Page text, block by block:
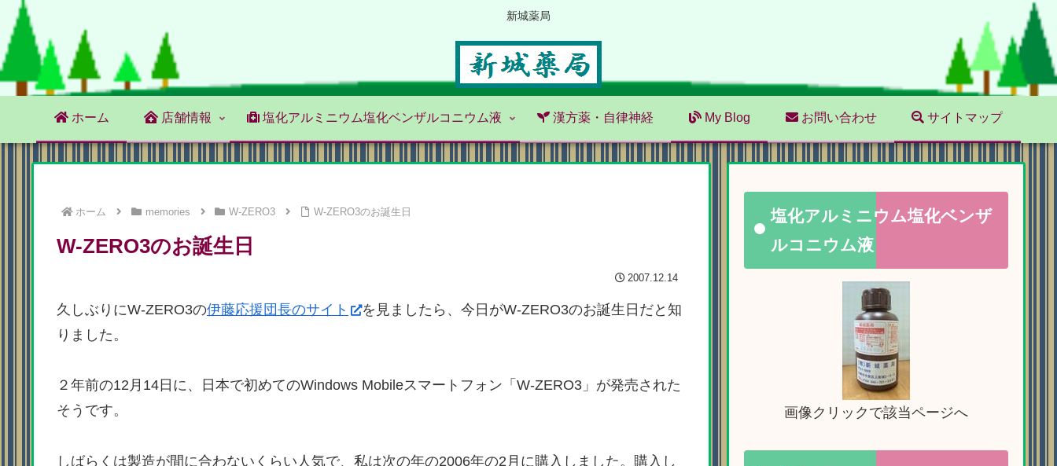
新城薬局
ホーム 店舗情報 塩化アルミニウム塩化ベンザルコニウム液 漢方薬・自律神経 My Blog お問い合わせ サイトマップ
ホーム memories W-ZERO3 W-ZERO3のお誕生日
W-ZERO3のお誕生日
2007.12.14
久しぶりにW-ZERO3の伊藤応援団長のサイト
を見ましたら、今日がW-ZERO3のお誕生日だと知
りました。
２年前の12月14日に、日本で初めてのWindows Mobileスマートフォン「W-ZERO3」が発売された
そうです。
しばらくは製造が間に合わないくらい人気で、私は次の年の2006年の2月に購入しました。購入し
塩化アルミニウム塩化ベンザ
ルコニウム液
画像クリックで該当ページへ